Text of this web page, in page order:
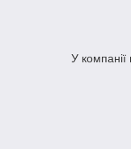
У компанії